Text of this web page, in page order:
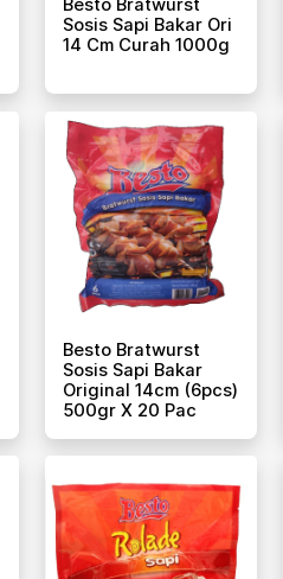
Besto Bratwurst
Sosis Sapi Bakar Ori
14 Cm Curah 1000g
Besto Bratwurst
Sosis Sapi Bakar
Original 14cm (6pcs)
500gr X 20 Pac